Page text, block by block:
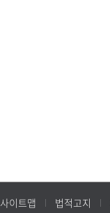
사이트맵 법적고지